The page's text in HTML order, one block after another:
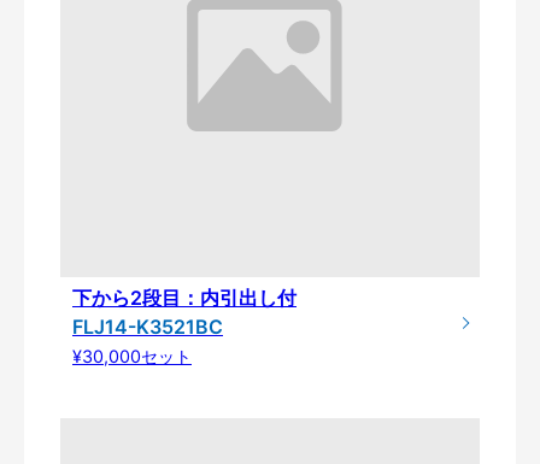
下から2段目：内引出し付
FLJ14-K3521BC
¥30,000セット